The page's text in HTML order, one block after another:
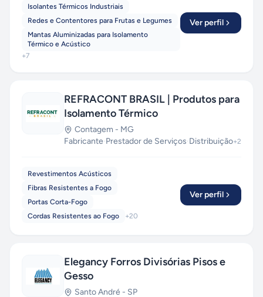
Isolantes Térmicos Industriais
Redes e Contentores para Frutas e Legumes
Mantas Aluminizadas para Isolamento
Térmico e Acústico
+7
Ver perfil
REFRACONT BRASIL | Produtos para
Isolamento Térmico
Contagem - MG
Fabricante·Prestador de Serviços·Distribuição+2
Revestimentos Acústicos
Fibras Resistentes a Fogo
Portas Corta-Fogo
Cordas Resistentes ao Fogo
+20
Ver perfil
Elegancy Forros Divisórias Pisos e
Gesso
Santo André - SP